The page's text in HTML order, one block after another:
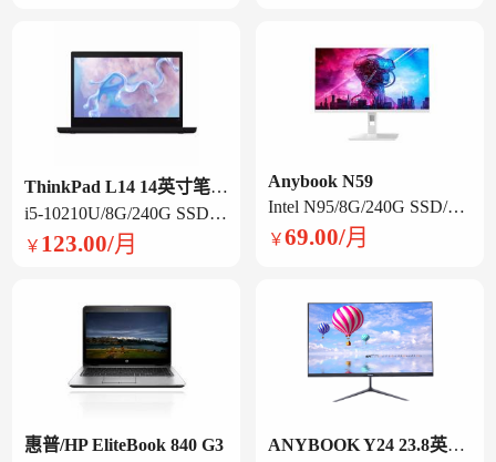
ThinkPad L14 14英寸笔记本电脑
i5-10210U/8G/240G SSD /集显/14英寸
￥ 123.00/月
Anybook N59
Intel N95/8G/240G SSD/集显/23.8英寸旋转一体机
￥69.00/月
惠普/HP EliteBook 840 G3 ANYBOOK Y24 23.8英寸一体机